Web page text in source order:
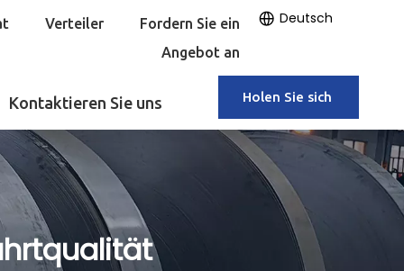
Verteiler
Fordern Sie ein
Angebot an
Deutsch
Kontaktieren Sie uns Holen Sie sich
ein Angebot